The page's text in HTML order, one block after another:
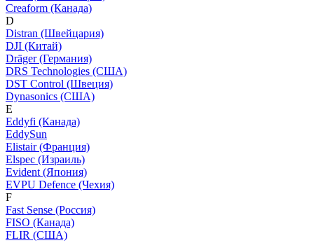
Creaform (Канада)
D
Distran (Швейцария)
DJI (Китай)
Dräger (Германия)
DRS Technologies (США)
DST Control (Швеция)
Dynasonics (США)
E
Eddyfi (Канада)
EddySun
Elistair (Франция)
Elspec (Израиль)
Evident (Япония)
EVPU Defence (Чехия)
F
Fast Sense (Россия)
FISO (Канада)
FLIR (США)